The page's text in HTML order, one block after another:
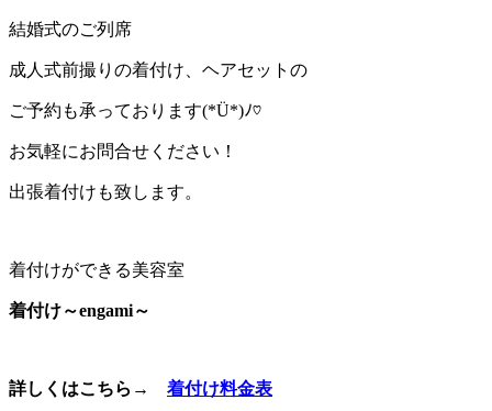
結婚式のご列席
成人式前撮りの着付け、ヘアセットの
ご予約も承っております(*Ü*)ﾉ♡
お気軽にお問合せください！
出張着付けも致します。
着付けができる美容室
着付け～engami～
詳しくはこちら→ 着付け料金表